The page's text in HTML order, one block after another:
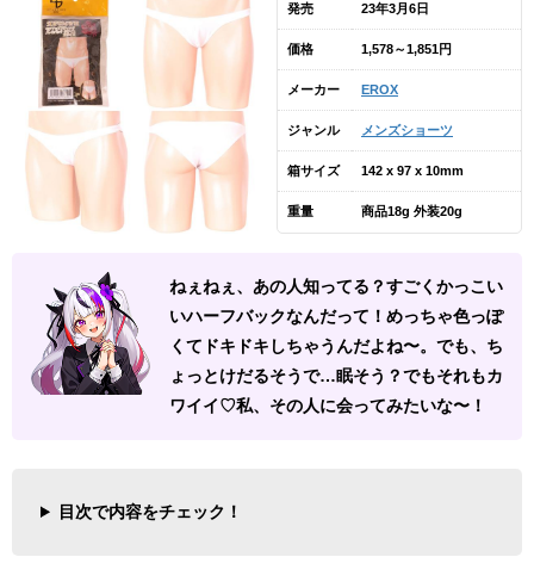
発売 23年3月6日
価格 1,578～1,851円
メーカー EROX
ジャンル メンズショーツ
箱サイズ 142 x 97 x 10mm
重量 商品18g 外装20g
ねぇねぇ、あの人知ってる？すごくかっこい
いハーフバックなんだって！めっちゃ色っぽ
くてドキドキしちゃうんだよね〜。でも、ち
ょっとけだるそうで…眠そう？でもそれもカ
ワイイ♡私、その人に会ってみたいな〜！
目次で内容をチェック！